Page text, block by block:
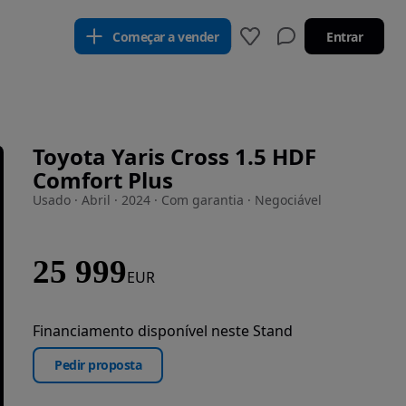
Começar a vender Entrar
Toyota Yaris Cross 1.5 HDF
Comfort Plus
Usado · Abril · 2024 · Com garantia · Negociável
25 999EUR
Financiamento disponível neste Stand
Pedir proposta